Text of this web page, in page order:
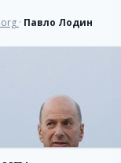
· Павло Лодин